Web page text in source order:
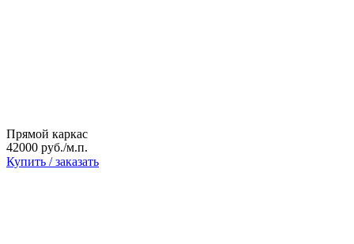
Прямой каркас
42000 руб./м.п.
Купить / заказать